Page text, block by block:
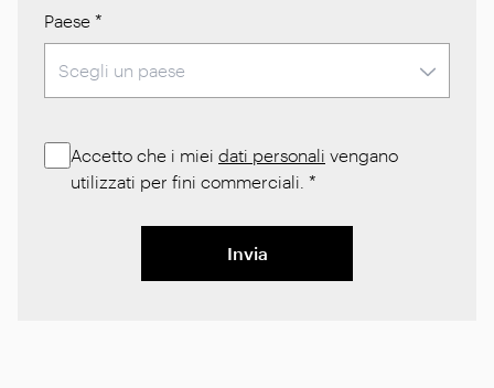
Paese *
Accetto che i miei dati personali vengano
utilizzati per fini commerciali. *
Invia